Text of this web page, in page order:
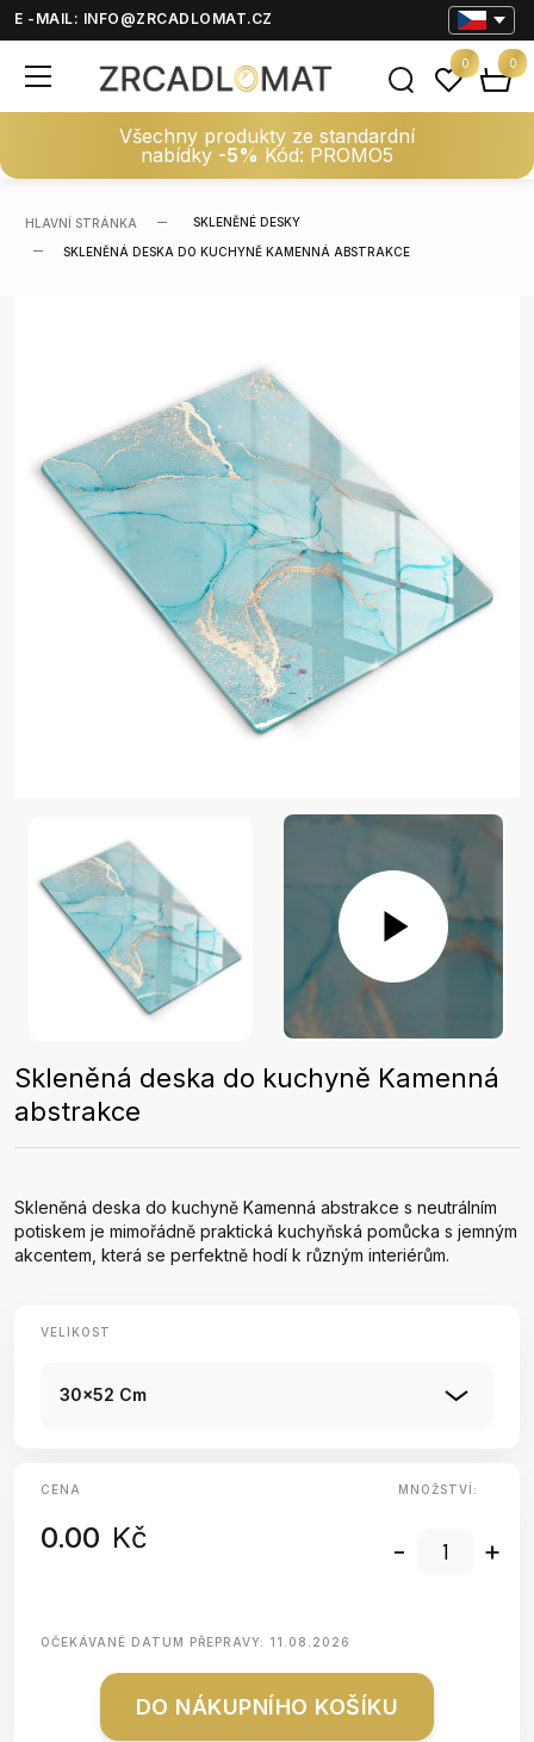
E -MAIL: INFO@ZRCADLOMAT.CZ
Všechny produkty ze standardní
nabídky -5% Kód: PROMO5
0 0
HLAVNÍ STRÁNKA SKLENĚNÉ DESKY
SKLENĚNÁ DESKA DO KUCHYNĚ KAMENNÁ ABSTRAKCE
Skleněná deska do kuchyně Kamenná
abstrakce
Skleněná deska do kuchyně Kamenná abstrakce s neutrálním
potiskem je mimořádně praktická kuchyňská pomůcka s jemným
akcentem, která se perfektně hodí k různým interiérům.
VELIKOST
30x52 Cm
CENA
0.00 Kč
MNOŽSTVÍ:
- +
OČEKÁVANÉ DATUM PŘEPRAVY: 11.08.2026
DO NÁKUPNÍHO KOŠÍKU